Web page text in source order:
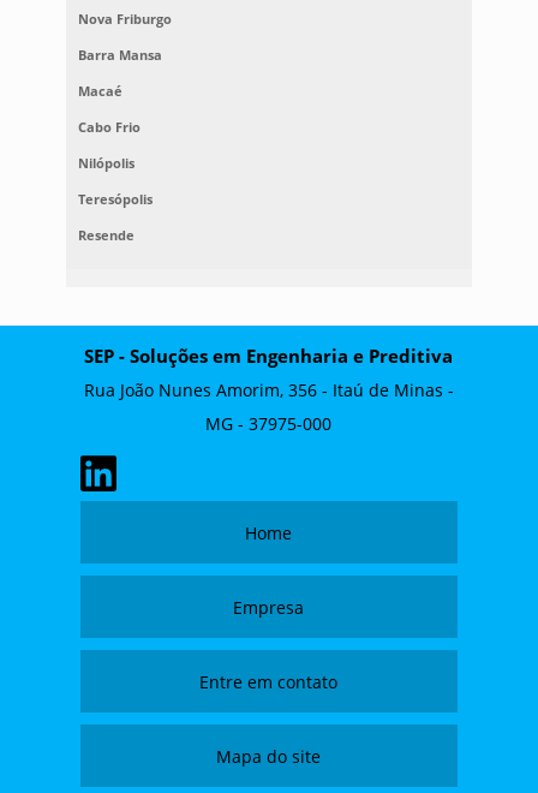
Nova Friburgo
Barra Mansa
Macaé
Cabo Frio
Nilópolis
Teresópolis
Resende
SEP - Soluções em Engenharia e Preditiva
Rua João Nunes Amorim, 356 - Itaú de Minas -
MG - 37975-000
Home
Empresa
Entre em contato
Mapa do site